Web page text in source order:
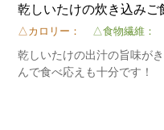
乾しいたけの炊き込みご
△カロリー： △食物繊維：
乾しいたけの出汁の旨味が
んで食べ応えも十分です！